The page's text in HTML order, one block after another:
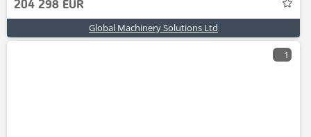
204 298 EUR
Global Machinery Solutions Ltd
1